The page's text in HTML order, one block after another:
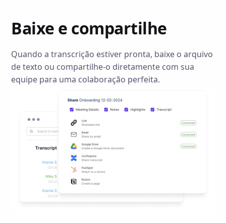
Baixe e compartilhe
Quando a transcrição estiver pronta, baixe o arquivo
de texto ou compartilhe-o diretamente com sua
equipe para uma colaboração perfeita.